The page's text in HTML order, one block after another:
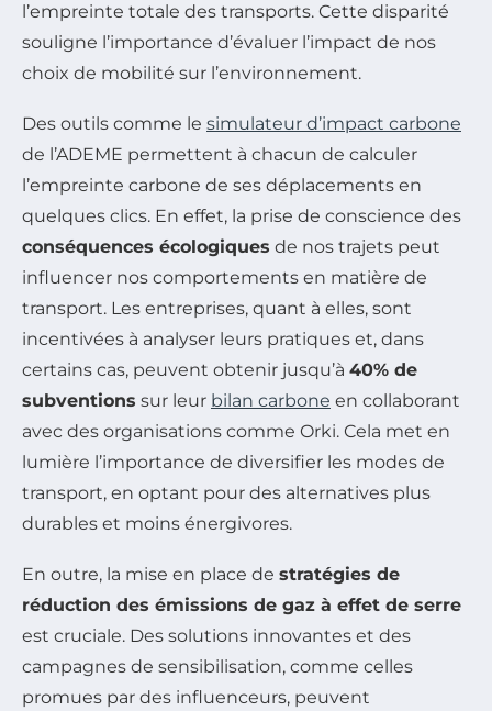
l’empreinte totale des transports. Cette disparité
souligne l’importance d’évaluer l’impact de nos
choix de mobilité sur l’environnement.
Des outils comme le simulateur d’impact carbone
de l’ADEME permettent à chacun de calculer
l’empreinte carbone de ses déplacements en
quelques clics. En effet, la prise de conscience des
conséquences écologiques de nos trajets peut
influencer nos comportements en matière de
transport. Les entreprises, quant à elles, sont
incentivées à analyser leurs pratiques et, dans
certains cas, peuvent obtenir jusqu’à 40% de
subventions sur leur bilan carbone en collaborant
avec des organisations comme Orki. Cela met en
lumière l’importance de diversifier les modes de
transport, en optant pour des alternatives plus
durables et moins énergivores.
En outre, la mise en place de stratégies de
réduction des émissions de gaz à effet de serre
est cruciale. Des solutions innovantes et des
campagnes de sensibilisation, comme celles
promues par des influenceurs, peuvent